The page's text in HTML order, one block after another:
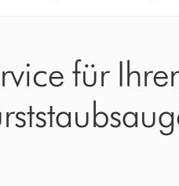
für